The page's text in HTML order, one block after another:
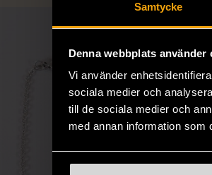
Samtycke
Denna webbplats använder
Vi använder
sociala medier och
till de sociala medier och
med annan information som